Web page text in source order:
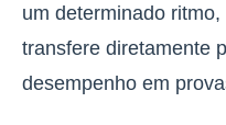
um determinado ritmo,
transfere diretamente
desempenho em